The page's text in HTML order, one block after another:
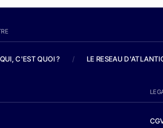
C'EST QUOI ? / LE RESEAU